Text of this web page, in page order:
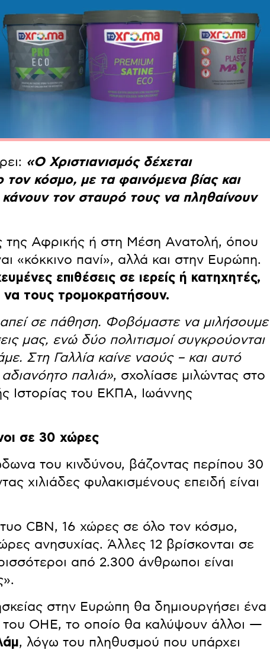
«Ο Χριστιανισμός δέχεται
κόσμο, με τα φαινόμενα βίας και
τον σταυρό τους να πληθαίνουν
της Αφρικής ή στη Μέση Ανατολή, όπου
«κόκκινο πανί», αλλά και στην Ευρώπη.
επιθέσεις σε ιερείς ή κατηχητές,
τους τρομοκρατήσουν.
σε πάθηση. Φοβόμαστε να μιλήσουμε
μας, ενώ δύο πολιτισμοί συγκρούονται
Στη Γαλλία καίνε ναούς – και αυτό
παλιά», σχολίασε μιλώντας στο
Ιστορίας του ΕΚΠΑ, Ιωάννης
σε 30 χώρες
του κινδύνου, βάζοντας περίπου 30
χιλιάδες φυλακισμένους επειδή είναι
CBN, 16 χώρες σε όλο τον κόσμο,
ανησυχίας. Άλλες 12 βρίσκονται σε
από 2.300 άνθρωποι είναι
στην Ευρώπη θα δημιουργήσει ένα
του ΟΗΕ, το οποίο θα καλύψουν άλλοι —
, λόγω του πληθυσμού που υπάρχει